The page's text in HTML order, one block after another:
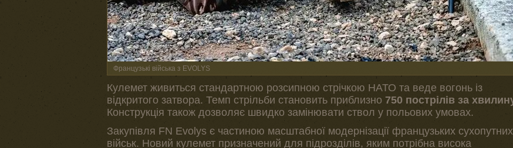
Французькі війська з EVOLYS
Кулемет живиться стандартною розсипною стрічкою НАТО та веде вогонь із
відкритого затвора. Темп стрільби становить приблизно 750 пострілів за
Конструкція також дозволяє швидко замінювати ствол у польових умовах.
Закупівля FN Evolys є частиною масштабної модернізації французьких сухопутних
військ. Новий кулемет призначений для підрозділів, яким потрібна висока